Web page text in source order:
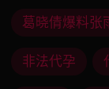
葛晓倩爆料张
非法代孕